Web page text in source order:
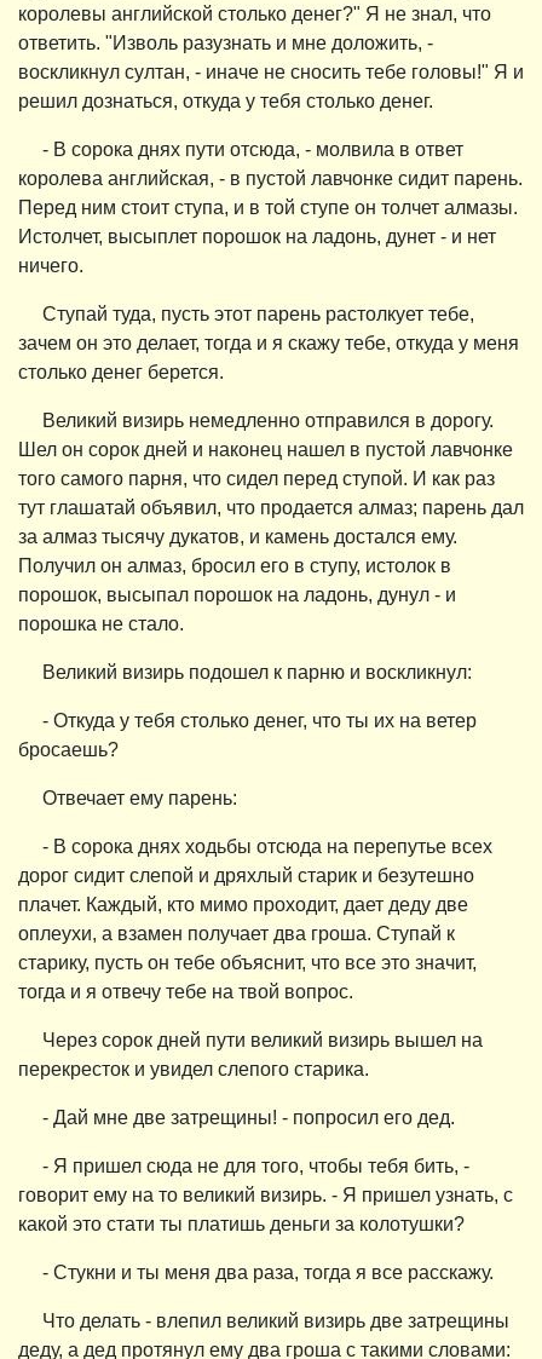
королевы английской столько денег?" Я не знал, что
ответить. "Изволь разузнать и мне доложить, -
воскликнул султан, - иначе не сносить тебе головы!" Я и
решил дознаться, откуда у тебя столько денег.
- В сорока днях пути отсюда, - молвила в ответ
королева английская, - в пустой лавчонке сидит парень.
Перед ним стоит ступа, и в той ступе он толчет алмазы.
Истолчет, высыплет порошок на ладонь, дунет - и нет
ничего.
Ступай туда, пусть этот парень растолкует тебе,
зачем он это делает, тогда и я скажу тебе, откуда у меня
столько денег берется.
Великий визирь немедленно отправился в дорогу.
Шел он сорок дней и наконец нашел в пустой лавчонке
того самого парня, что сидел перед ступой. И как раз
тут глашатай объявил, что продается алмаз; парень дал
за алмаз тысячу дукатов, и камень достался ему.
Получил он алмаз, бросил его в ступу, истолок в
порошок, высыпал порошок на ладонь, дунул - и
порошка не стало.
Великий визирь подошел к парню и воскликнул:
- Откуда у тебя столько денег, что ты их на ветер
бросаешь?
Отвечает ему парень:
- В сорока днях ходьбы отсюда на перепутье всех
дорог сидит слепой и дряхлый старик и безутешно
плачет. Каждый, кто мимо проходит, дает деду две
оплеухи, а взамен получает два гроша. Ступай к
старику, пусть он тебе объяснит, что все это значит,
тогда и я отвечу тебе на твой вопрос.
Через сорок дней пути великий визирь вышел на
перекресток и увидел слепого старика.
- Дай мне две затрещины! - попросил его дед.
- Я пришел сюда не для того, чтобы тебя бить, -
говорит ему на то великий визирь. - Я пришел узнать, с
какой это стати ты платишь деньги за колотушки?
- Стукни и ты меня два раза, тогда я все расскажу.
Что делать - влепил великий визирь две затрещины
деду, а дед протянул ему два гроша с такими словами: